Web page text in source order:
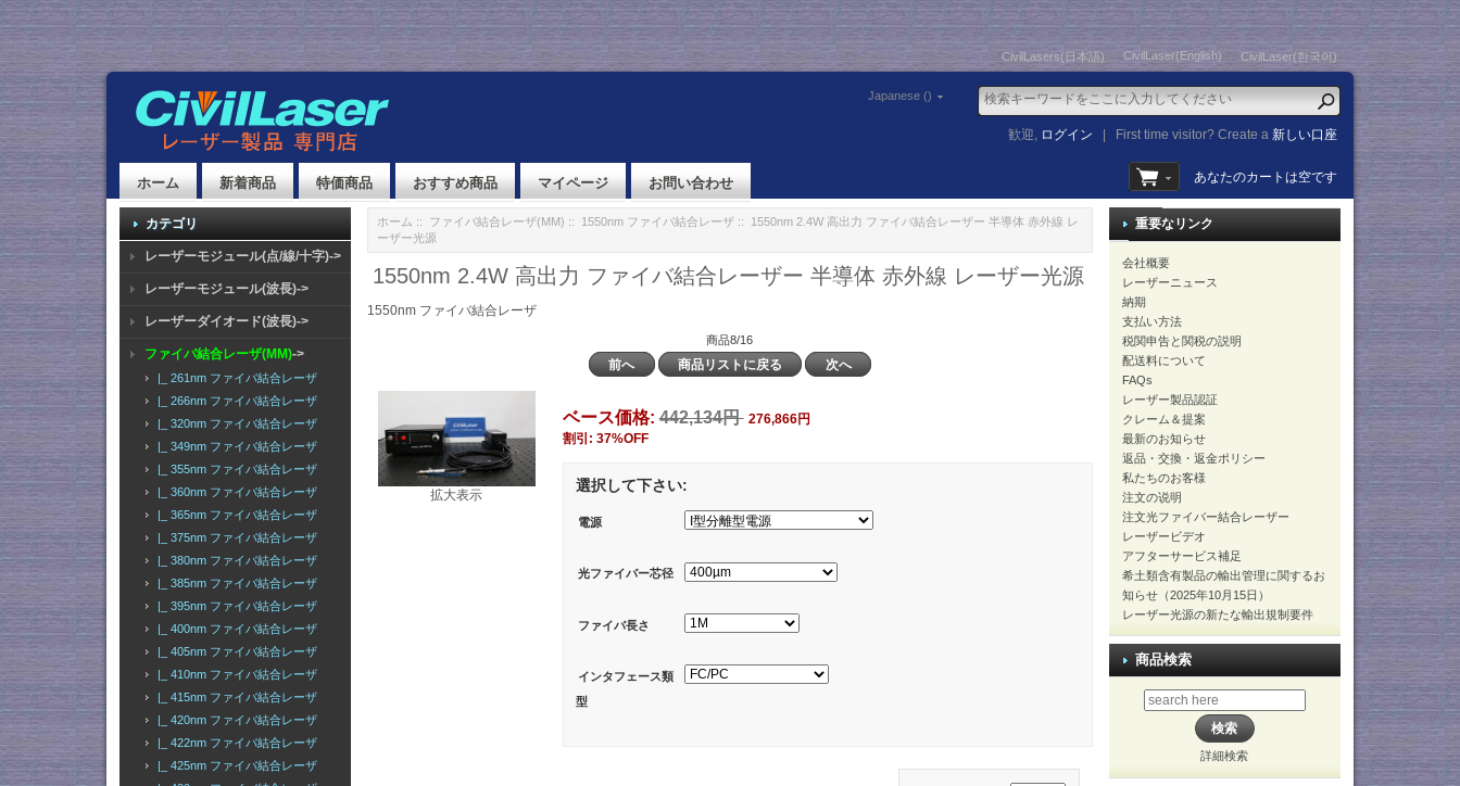
CivilLasers(日本語) CivilLaser(English) CivilLaser(한국어)
Japanese ()
歓迎, ログイン First time visitor? Create a新しい口座
ホーム 新着商品 特価商品 おすすめ商品 マイページ お問い合わせ あなたのカートは空です
カテゴリ
レーザーモジュール(点/線/十字)->
レーザーモジュール(波長)->
レーザーダイオード(波長)->
ファイバ結合レーザ(MM)->
|_ 261nm ファイバ結合レーザ
|_ 266nm ファイバ結合レーザ
|_ 320nm ファイバ結合レーザ
|_ 349nm ファイバ結合レーザ
|_ 355nm ファイバ結合レーザ
|_ 360nm ファイバ結合レーザ
|_ 365nm ファイバ結合レーザ
|_ 375nm ファイバ結合レーザ
|_ 380nm ファイバ結合レーザ
|_ 385nm ファイバ結合レーザ
|_ 395nm ファイバ結合レーザ
|_ 400nm ファイバ結合レーザ
|_ 405nm ファイバ結合レーザ
|_ 410nm ファイバ結合レーザ
|_ 415nm ファイバ結合レーザ
|_ 420nm ファイバ結合レーザ
|_ 422nm ファイバ結合レーザ
|_ 425nm ファイバ結合レーザ
ホーム :: ファイバ結合レーザ(MM) :: 1550nm ファイバ結合レーザ:: 1550nm 2.4W 高出力 ファイバ結合レーザー 半導体 赤外線 レ
ーザー光源
1550nm 2.4W 高出力 ファイバ結合レーザー 半導体 赤外線 レーザー光源
1550nm ファイバ結合レーザ
商品8/16
前へ 商品リストに戻る 次へ
拡大表示
ベース価格:442,134円 276,866円
割引: 37%OFF
選択して下さい:
電源
光ファイバー芯径
ファイバ長さ
インタフェース類
型
重要なリンク
会社概要
レーザーニュース
納期
支払い方法
税関申告と関税の説明
配送料について
FAQs
レーザー製品認証
クレーム＆提案
最新のお知らせ
返品・交換・返金ポリシー
私たちのお客様
注文の说明
注文光ファイバー結合レーザー
レーザービデオ
アフターサービス補足
希土類含有製品の輸出管理に関するお
知らせ（2025年10月15日）
レーザー光源の新たな輸出規制要件
商品検索
詳細検索